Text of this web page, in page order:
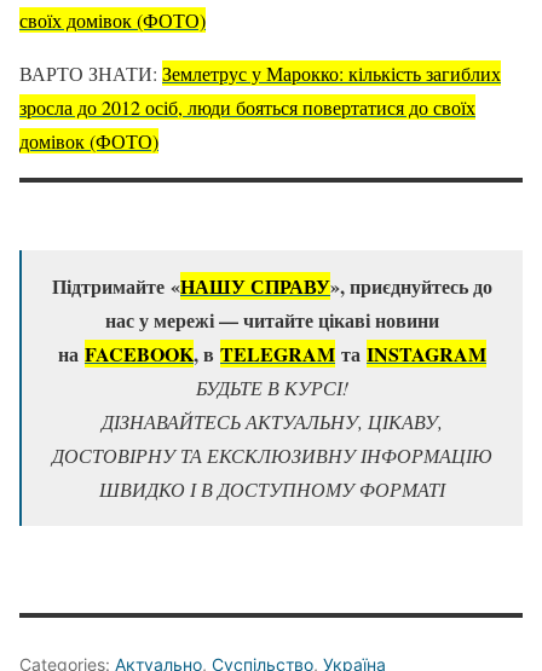
своїх домівок (ФОТО)
ВАРТО ЗНАТИ: Землетрус у Марокко: кількість загиблих
зросла до 2012 осіб, люди бояться повертатися до своїх
домівок (ФОТО)
Підтримайте «НАШУ СПРАВУ», приєднуйтесь до
нас у мережі — читайте цікаві новини
на FACEBOOK, в TELEGRAM та ІNSTAGRAM
БУДЬТЕ В КУРСІ!
ДІЗНАВАЙТЕСЬ АКТУАЛЬНУ, ЦІКАВУ,
ДОСТОВІРНУ ТА ЕКСКЛЮЗИВНУ ІНФОРМАЦІЮ
ШВИДКО І В ДОСТУПНОМУ ФОРМАТІ
Categories: Актуально, Суспільство, Україна